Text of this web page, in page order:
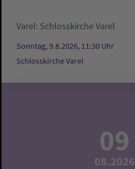
Varel: Schlosskirche Varel
Sonntag, 9.8.2026, 11:30 Uhr
Schlosskirche Varel
09
08.2026